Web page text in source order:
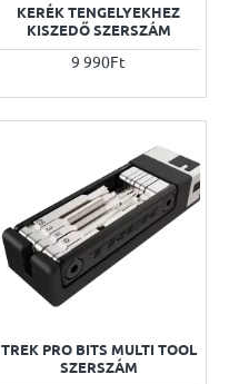
KERÉK TENGELYEKHEZ
KISZEDŐ SZERSZÁM
9 990Ft
TREK PRO BITS MULTI TOOL
SZERSZÁM